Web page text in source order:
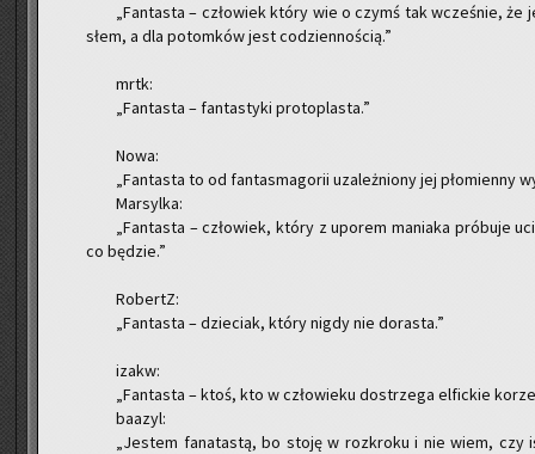
„Fan­ta­sta – czło­wiek który wie o czymś tak wcze­śnie,
słem, a dla po­tom­ków jest co­dzien­no­ścią.”
mrtk:
„Fan­ta­sta – fan­ta­sty­ki pro­to­pla­sta.”
Nowa:
„Fan­ta­sta to od fan­ta­sma­go­rii uza­leż­nio­ny jej pło­mien­ny
Mar­syl­ka:
„Fan­ta­sta – czło­wiek, który z upo­rem ma­nia­ka pró­bu­je
co bę­dzie.”
Ro­bertZ:
„Fan­ta­sta – dzie­ciak, który nigdy nie do­ra­sta.”
izakw:
„Fan­ta­sta – ktoś, kto w czło­wie­ku do­strze­ga el­fic­kie
ba­azyl:
„Je­stem fa­na­ta­stą, bo stoję w roz­kro­ku i nie wiem, czy